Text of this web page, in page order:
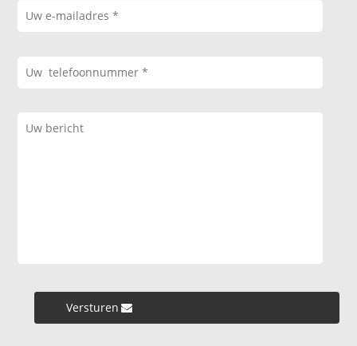
Versturen »